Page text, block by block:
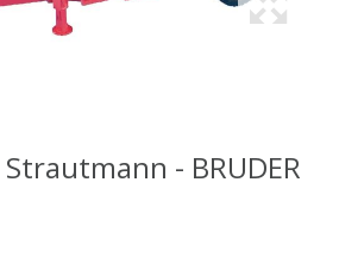
- BRUDER